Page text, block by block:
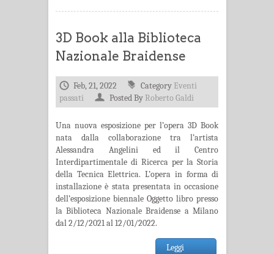
3D Book alla Biblioteca
Nazionale Braidense
Feb, 21, 2022 Category Eventi
passati
Posted ByRoberto Galdi
Una nuova esposizione per l’opera 3D Book
nata dalla collaborazione tra l’artista
Alessandra Angelini ed il Centro
Interdipartimentale di Ricerca per la Storia
della Tecnica Elettrica. L’opera in forma di
installazione è stata presentata in occasione
dell’esposizione biennale Oggetto libro presso
la Biblioteca Nazionale Braidense a Milano
dal 2/12/2021 al 12/01/2022.
Leggi